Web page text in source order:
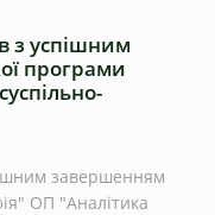
з успішним
програми
завершенням
ОП "Аналітика